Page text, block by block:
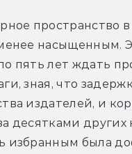
пространство
насыщенным.
пять лет ждать
зная, что
издателей, и
десятками других
избранным была